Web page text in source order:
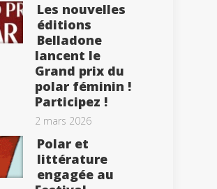
Les nouvelles
éditions
Belladone
lancent le
Grand prix du
polar féminin !
Participez !
2 mars 2026
Polar et
littérature
engagée au